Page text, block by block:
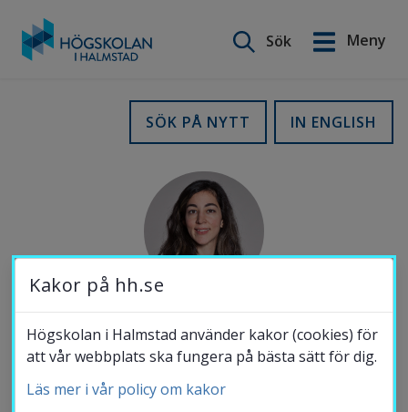
Sök
Meny
IN ENGLISH
SÖK PÅ NYTT
ORCID-
English
Utbildning
Forskning
Samverkan
Om Högskolan
Kakor på hh.se
Högskolan i Halmstad använder kakor (cookies) för
att vår webbplats ska fungera på bästa sätt för dig.
Läs mer i vår policy om kakor